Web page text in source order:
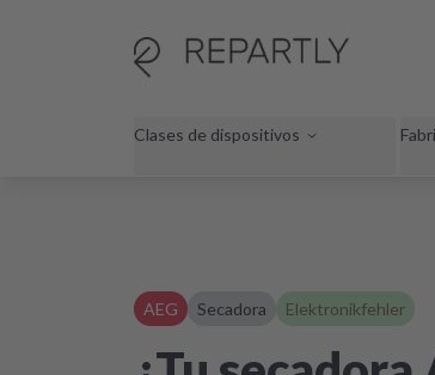
Clases de dispositivos
AEG Secadora Elektronikfehler